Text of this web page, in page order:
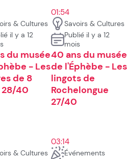
& Cultures
il y a 12
du musée
- Les
de 8
28/40
01:54
Savoirs & Cultures
Publié il y a 12
mois
40 ans du musée
de l'Éphèbe - Les
lingots de
Rochelongue
27/40
& Cultures
03:14
Événements